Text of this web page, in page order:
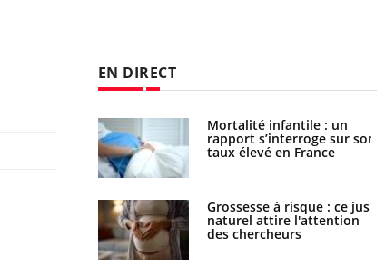
EN DIRECT
Mortalité infantile : un
rapport s’interroge sur son
taux élevé en France
Grossesse à risque : ce jus
naturel attire l'attention
des chercheurs